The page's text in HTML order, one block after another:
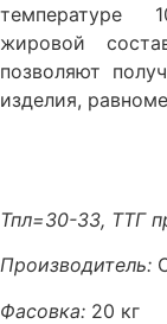
температуре
жировой
позволяют
изделия,
Тпл=30-33, ТТГ
Производитель:
Фасовка: 20 кг